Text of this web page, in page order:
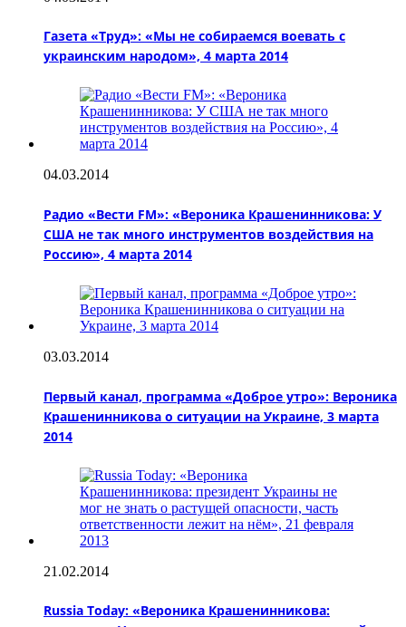
Газета «Труд»: «Мы не собираемся воевать с
украинским народом», 4 марта 2014
04.03.2014
Радио «Вести FM»: «Вероника Крашенинникова: У
США не так много инструментов воздействия на
Россию», 4 марта 2014
03.03.2014
Первый канал, программа «Доброе утро»: Вероника
Крашенинникова о ситуации на Украине, 3 марта
2014
21.02.2014
Russia Today: «Вероника Крашенинникова: